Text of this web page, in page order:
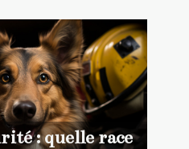
: quelle race